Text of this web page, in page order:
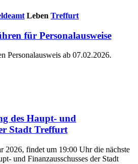
Leben Treffurt
für Personalausweise
Personalausweis ab 07.02.2026.
des Haupt- und
Stadt Treffurt
2026, findet um 19:00 Uhr die nächste
und Finanzausschusses der Stadt